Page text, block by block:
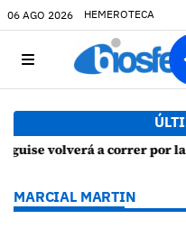
06 AGO 2026 HEMEROTECA
la II Carrera Solidaria por la visibilidad y prevención del
MARCIAL MARTIN